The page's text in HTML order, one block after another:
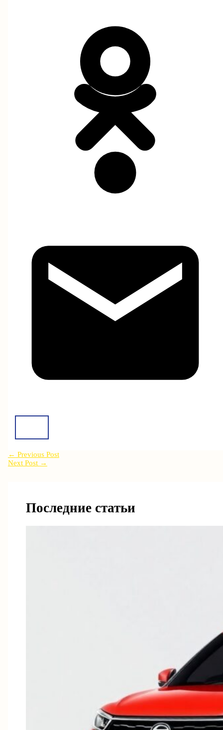
← Previous Post
Next Post →
Последние статьи